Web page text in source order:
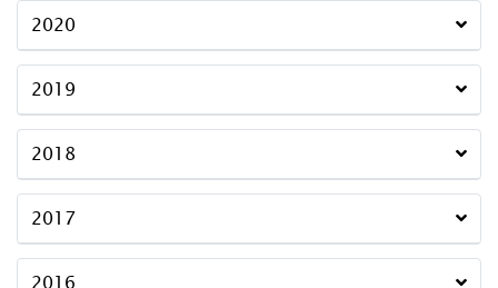
2020
2019
2018
2017